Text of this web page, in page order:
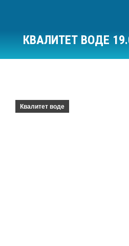
КВАЛИТЕТ ВОДЕ
Квалитет воде